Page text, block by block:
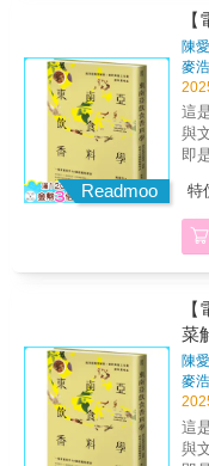
各
提
自
給
人
同
成
築
歷
現
保
的
酒
有
獨
化
遺
原
民
當
用
於
有
希
具
▍〈
九
屋
段
更
繁
依
客
「
常
座
搭
酒
傳
笑
之
晚
Readmoo
陳
麥
這
與
即
群
化
辛
意
七
廚
間
中
的
料
特
菜
陳
麥
這
與